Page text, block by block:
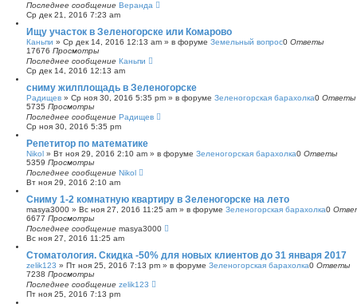
Последнее сообщение Веранда
Ср дек 21, 2016 7:23 am
Ищу участок в Зеленогорске или Комарово
Каньпи » Ср дек 14, 2016 12:13 am » в форуме Земельный вопрос0 Ответы
17676 Просмотры
Последнее сообщение Каньпи
Ср дек 14, 2016 12:13 am
сниму жилплощадь в Зеленогорске
Радищев » Ср ноя 30, 2016 5:35 pm » в форуме Зеленогорская барахолка0 Ответы
5735 Просмотры
Последнее сообщение Радищев
Ср ноя 30, 2016 5:35 pm
Репетитор по математике
Nikol » Вт ноя 29, 2016 2:10 am » в форуме Зеленогорская барахолка0 Ответы
5359 Просмотры
Последнее сообщение Nikol
Вт ноя 29, 2016 2:10 am
Сниму 1-2 комнатную квартиру в Зеленогорске на лето
masya3000 » Вс ноя 27, 2016 11:25 am » в форуме Зеленогорская барахолка0
6677 Просмотры
Последнее сообщение masya3000
Вс ноя 27, 2016 11:25 am
Стоматология. Скидка -50% для новых клиентов до 31 января 2017
zelik123 » Пт ноя 25, 2016 7:13 pm » в форуме Зеленогорская барахолка0 Ответы
7238 Просмотры
Последнее сообщение zelik123
Пт ноя 25, 2016 7:13 pm